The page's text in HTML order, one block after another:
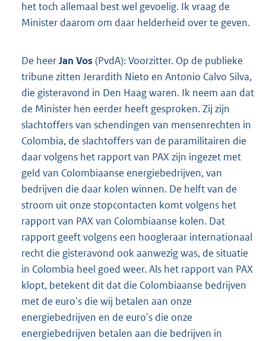
het toch allemaal best wel gevoelig. Ik vraag de
Minister daarom om daar helderheid over te geven.
De heerJan Vos (PvdA): Voorzitter. Op de publieke
tribune zitten Jerardith Nieto en Antonio Calvo Silva,
die gisteravond in Den Haag waren. Ik neem aan dat
de Minister hen eerder heeft gesproken. Zij zijn
slachtoffers van schendingen van mensenrechten in
Colombia, de slachtoffers van de paramilitairen die
daar volgens het rapport van PAX zijn ingezet met
geld van Colombiaanse energiebedrijven, van
bedrijven die daar kolen winnen. De helft van de
stroom uit onze stopcontacten komt volgens het
rapport van PAX van Colombiaanse kolen. Dat
rapport geeft volgens een hoogleraar internationaal
recht die gisteravond ook aanwezig was, de situatie
in Colombia heel goed weer. Als het rapport van PAX
klopt, betekent dit dat die Colombiaanse bedrijven
met de euro's die wij betalen aan onze
energiebedrijven en de euro's die onze
energiebedrijven betalen aan die bedrijven in